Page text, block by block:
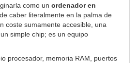
como un ordenador en
de caber literalmente en la palma de
coste sumamente accesible, una
simple chip; es un equipo
procesador, memoria RAM, puertos